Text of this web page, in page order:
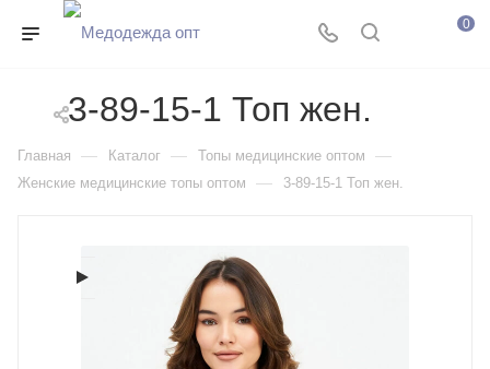
0
3-89-15-1 Топ жен.
Главная — Каталог — Топы медицинские оптом —
Женские медицинские топы оптом — 3-89-15-1 Топ жен.